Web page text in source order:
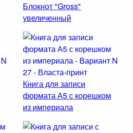
Блокнот "Gross"
увеличенный
Книга для записи
формата А5 с корешком
из империала